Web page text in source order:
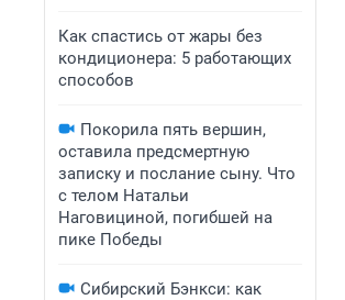
Как спастись от жары без
кондиционера: 5 работающих
способов
Покорила пять вершин,
оставила предсмертную
записку и послание сыну. Что
с телом Натальи
Наговициной, погибшей на
пике Победы
Сибирский Бэнкси: как